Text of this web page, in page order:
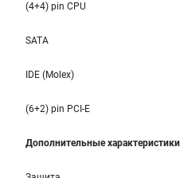
(4+4) pin CPU
SATA
IDE (Molex)
(6+2) pin PCI-E
Дополнительные характеристики